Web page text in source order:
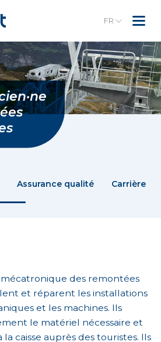
FR
Assurance qualité Carrière
mécatronique des remontées
et réparent les installations
et les machines. Ils
le matériel nécessaire et
caisse auprès des touristes. Ils